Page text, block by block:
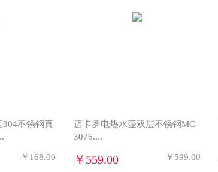
304不锈钢真
￥168.00
迈卡罗电热水壶双层不锈钢MC-
3076....
￥559.00 ￥599.00